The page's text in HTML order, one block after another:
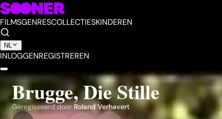
FILMSGENRESCOLLECTIESKINDEREN
NL
INLOGGENREGISTREREN
Brugge, Die Stille
Geregisseerd door Roland Verhavert